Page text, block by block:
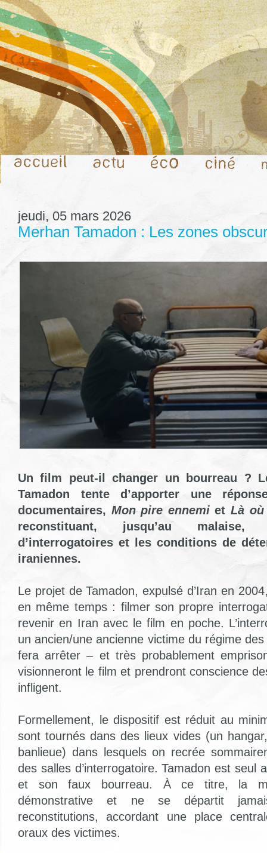
jeudi, 05 mars 2026
Merhan Tamadon : Les zones
Un film peut-il changer un bourreau ?
Tamadon tente d’apporter une
documentaires, Mon pire ennemietLà où
reconstituant, jusqu’au malaise,
d’interrogatoires et les conditions de
iraniennes.
Le projet de Tamadon, expulsé d’Iran en
en même temps : filmer son propre
revenir en Iran avec le film en poche.
un ancien/une ancienne victime du régime des
fera arrêter – et très probablement
visionneront le film et prendront conscience
infligent.
Formellement, le dispositif est réduit au
sont tournés dans des lieux vides (un
banlieue) dans lesquels on recrée
des salles d’interrogatoire. Tamadon est seul
et son faux bourreau. À ce titre, la
démonstrative et ne se départit
reconstitutions, accordant une place
oraux des victimes.